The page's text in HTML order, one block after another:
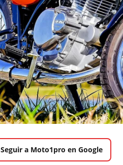
Seguir a Moto1pro en Google